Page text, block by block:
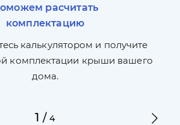
расчитать
комплектацию
калькулятором и получите
комплектации крыши вашего
дома.
1 /4